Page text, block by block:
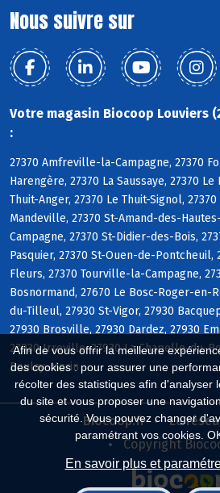
Afin de vous offrir la meilleure
des cookies : pour assurer une
récolter des statistiques afin d'analyser
du site et vous proposer une
sécurité. Vous pouvez changer
paramétrant vos cookies.
En savoir plus et
Nous suivre sur
Votre magasin Biocoop Louviers
:
27370 Amfreville-la-Campagne, 27370
Harengère, 27370 La Saussaye, 27370 Le
Thuit-Anger, 27370 Le Thuit-Signol,
Mandeville, 27370 St-Amand-des-
Campagne, 27370 St-Didier-des-Bois,
Pasquier, 27370 St-Ouen-de-Pontcheuil,
Fleurs, 27370 Tourville-la-Campagne,
Bosnormand, 27670 Le Bosc-Roger-en-
du-Tilleul, 27930 St-Vigor, 27930
27930 Brosville, 27930 Dardez, 27930
27930 Irreville, 27930 La Chapelle-du-
Boulay-Morin
Biocoop.fr
Le
Copyright